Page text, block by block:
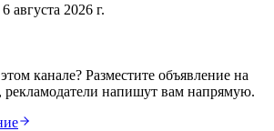
6 августа 2026 г.
канале? Разместите объявление на
напишут вам напрямую.